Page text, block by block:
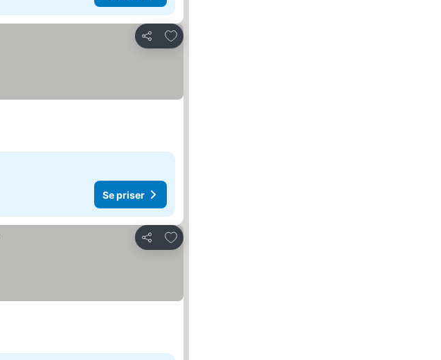
Del
Føj til favoritter
Se priser
Del
Føj til favoritter